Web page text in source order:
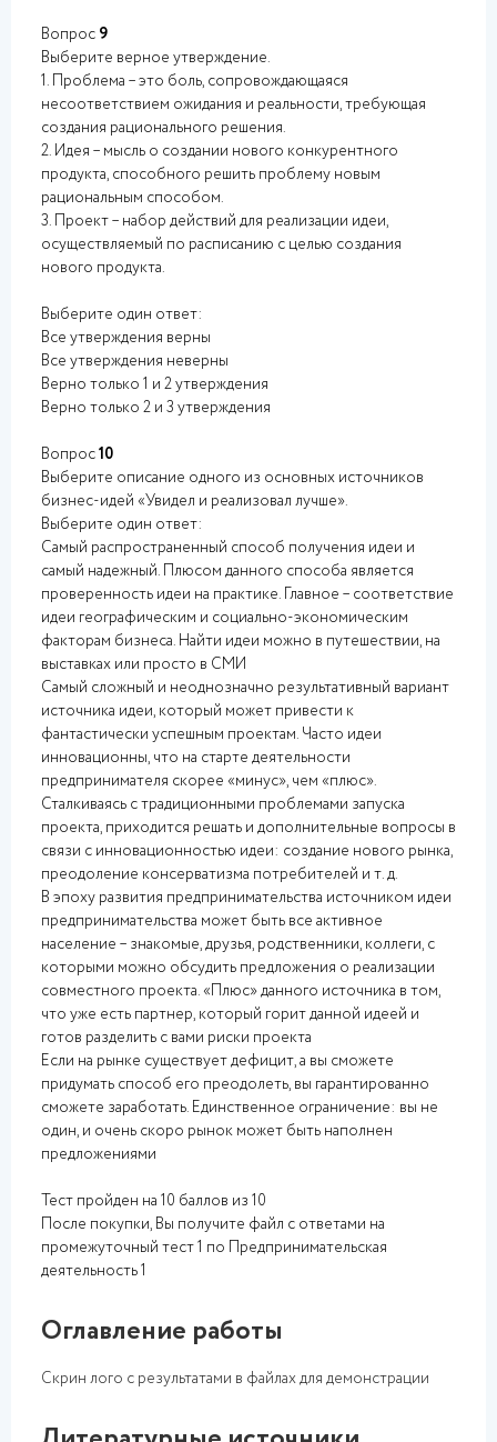
Вопрос 9
Выберите верное утверждение.
1. Проблема – это боль, сопровождающаяся
несоответствием ожидания и реальности, требующая
создания рационального решения.
2. Идея – мысль о создании нового конкурентного
продукта, способного решить проблему новым
рациональным способом.
3. Проект – набор действий для реализации идеи,
осуществляемый по расписанию с целью создания
нового продукта.
Выберите один ответ:
Все утверждения верны
Все утверждения неверны
Верно только 1 и 2 утверждения
Верно только 2 и 3 утверждения
Вопрос10
Выберите описание одного из основных источников
бизнес-идей «Увидел и реализовал лучше».
Выберите один ответ:
Самый распространенный способ получения идеи и
самый надежный. Плюсом данного способа является
проверенность идеи на практике. Главное – соответствие
идеи географическим и социально-экономическим
факторам бизнеса. Найти идеи можно в путешествии, на
выставках или просто в СМИ
Самый сложный и неоднозначно результативный вариант
источника идеи, который может привести к
фантастически успешным проектам. Часто идеи
инновационны, что на старте деятельности
предпринимателя скорее «минус», чем «плюс».
Сталкиваясь с традиционными проблемами запуска
проекта, приходится решать и дополнительные вопросы в
связи с инновационностью идеи: создание нового рынка,
преодоление консерватизма потребителей и т. д.
В эпоху развития предпринимательства источником идеи
предпринимательства может быть все активное
население – знакомые, друзья, родственники, коллеги, с
которыми можно обсудить предложения о реализации
совместного проекта. «Плюс» данного источника в том,
что уже есть партнер, который горит данной идеей и
готов разделить с вами риски проекта
Если на рынке существует дефицит, а вы сможете
придумать способ его преодолеть, вы гарантированно
сможете заработать. Единственное ограничение: вы не
один, и очень скоро рынок может быть наполнен
предложениями
Тест пройден на 10 баллов из 10
После покупки, Вы получите файл с ответами на
промежуточный тест 1 по Предпринимательская
деятельность 1
Оглавление работы
Скрин лого с результатами в файлах для демонстрации